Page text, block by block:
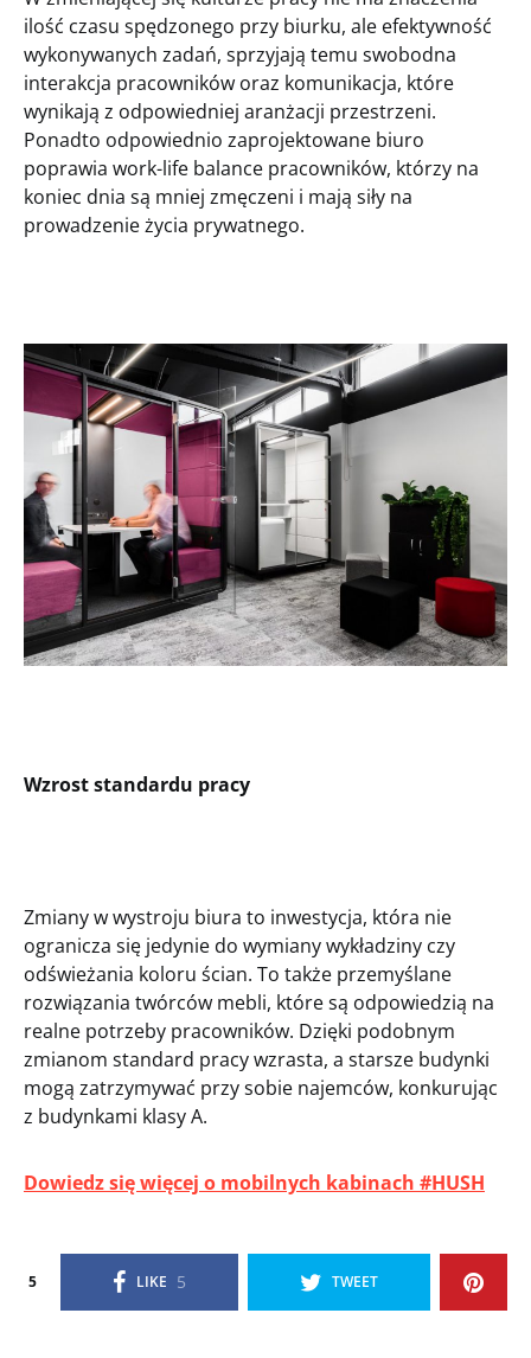
ilość czasu spędzonego przy biurku, ale efektywność
wykonywanych zadań, sprzyjają temu swobodna
interakcja pracowników oraz komunikacja, które
wynikają z odpowiedniej aranżacji przestrzeni.
Ponadto odpowiednio zaprojektowane biuro
poprawia work-life balance pracowników, którzy na
koniec dnia są mniej zmęczeni i mają siły na
prowadzenie życia prywatnego.
Wzrost standardu pracy
Zmiany w wystroju biura to inwestycja, która nie
ogranicza się jedynie do wymiany wykładziny czy
odświeżania koloru ścian. To także przemyślane
rozwiązania twórców mebli, które są odpowiedzią na
realne potrzeby pracowników. Dzięki podobnym
zmianom standard pracy wzrasta, a starsze budynki
mogą zatrzymywać przy sobie najemców, konkurując
z budynkami klasy A.
Dowiedz się więcej o mobilnych kabinach #HUSH
5 LIKE 5 TWEET